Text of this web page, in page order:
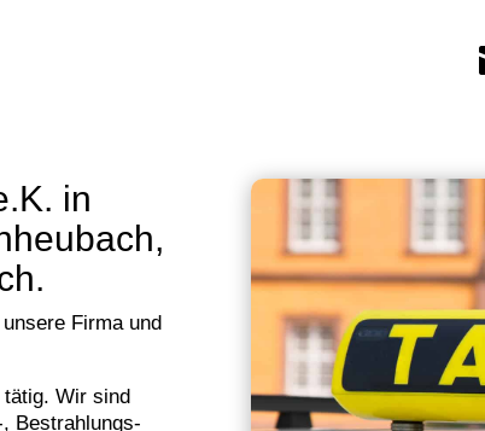
in
Firma und
Wir sind
Bestrahlungs-